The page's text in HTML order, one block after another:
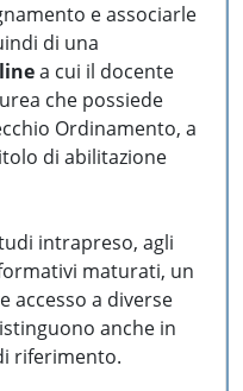
e associarle
di una
a cui il docente
che possiede
Ordinamento, a
di abilitazione
intrapreso, agli
maturati, un
accesso a diverse
anche in
riferimento.